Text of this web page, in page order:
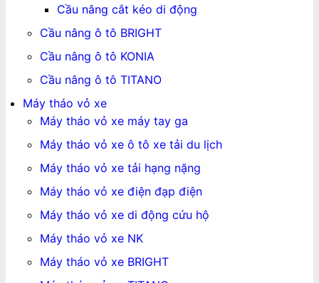
Cầu nâng cắt kéo di động
Cầu nâng ô tô BRIGHT
Cầu nâng ô tô KONIA
Cầu nâng ô tô TITANO
Máy tháo vỏ xe
Máy tháo vỏ xe máy tay ga
Máy tháo vỏ xe ô tô xe tải du lịch
Máy tháo vỏ xe tải hạng nặng
Máy tháo vỏ xe điện đạp điện
Máy tháo vỏ xe di động cứu hộ
Máy tháo vỏ xe NK
Máy tháo vỏ xe BRIGHT